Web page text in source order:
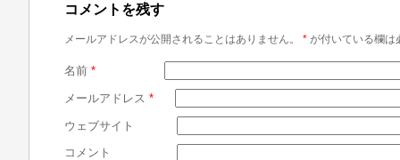
コメントを残す
メールアドレスが公開されることはありません。 * が付いている欄は
名前 *
メールアドレス *
ウェブサイト
コメント